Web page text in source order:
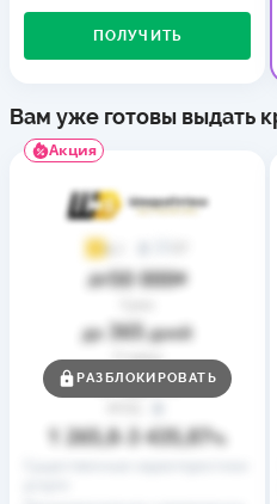
ПОЛУЧИТЬ
Вам уже готовы выдать
Акция
4,1
до50 000₴
до 365дней
Ставка
от0,01%
1 265,8 3 435,87%
РАЗБЛОКИРОВАТЬ